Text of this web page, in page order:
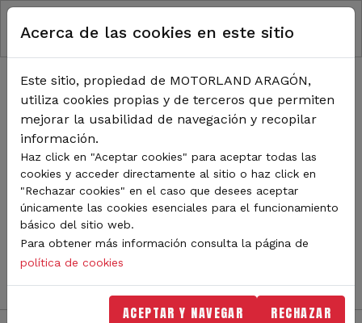
Pasar al contenido principal
RUTA DE NAVEGACIÓN
Inicio Noticias
TODA LA ACTUALIDAD DE
MOTORLAND
Sigue de cerca todas las novedades de MotorLand
Aragón. Aquí encontrarás noticias sobre eventos,
competiciones, pilotos, novedades del circuito y
mucho más. Filtra por categoría o tipo de contenido y
no te pierdas nada del mundo del motor.
Acerca de las cookies en este sitio
Este sitio, propiedad de MOTORLAND ARAGÓN,
utiliza cookies propias y de terceros que permiten
mejorar la usabilidad de navegación y recopilar
información.
Haz click en "Aceptar cookies" para aceptar todas las
cookies y acceder directamente al sitio o haz click en
"Rechazar cookies" en el caso que desees aceptar
únicamente las cookies esenciales para el funcionamiento
básico del sitio web.
Para obtener más información consulta la página de
política de cookies
ACEPTAR Y NAVEGAR RECHAZAR